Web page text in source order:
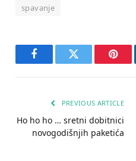
spavanje
FacebookTwitter
PREVIOUS ARTICLE
Ho ho ho … sretni dobitnici
novogodišnjih paketića